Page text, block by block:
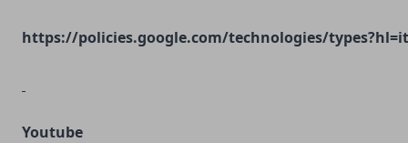
https://policies.google.com/technologies/types?hl=it
Youtube